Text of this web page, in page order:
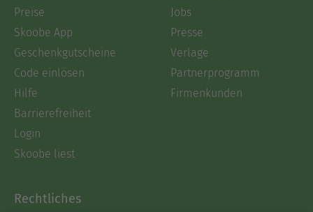
Preise
Skoobe App
Geschenkgutscheine
Code einlösen
Hilfe
Barrierefreiheit
Login
Skoobe liest
Jobs
Presse
Verlage
Partnerprogramm
Firmenkunden
Rechtliches